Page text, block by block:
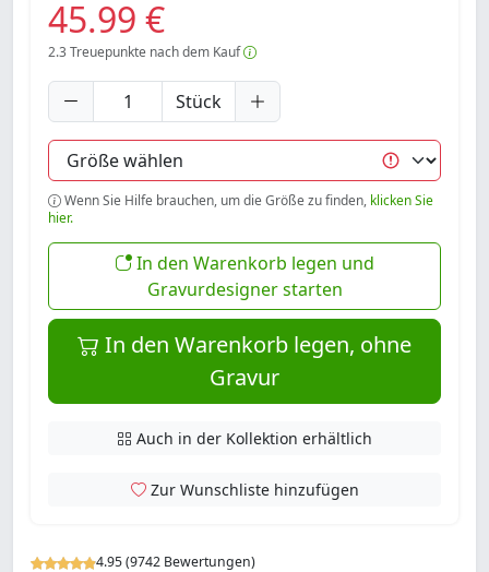
4.95 (9742 Bewertungen)
45.99 €
2.3Treuepunkte nach dem Kauf
Stück
Wenn Sie Hilfe brauchen, um die Größe zu finden, klicken Sie
hier.
In den Warenkorb legen und
Gravurdesigner starten
In den Warenkorb legen, ohne
Gravur
Auch in der Kollektion erhältlich
Zur Wunschliste hinzufügen